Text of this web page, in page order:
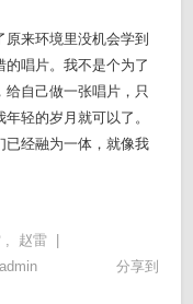
来环境里没机会学到
唱片。我不是个为了
自己做一张唱片，只
轻的岁月就可以了。
已经融为一体，就像我
, 赵雷
admin 分享到